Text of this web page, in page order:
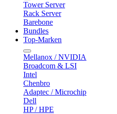
Tower Server
Rack Server
Barebone
Bundles
Top-Marken
Mellanox / NVIDIA
Broadcom & LSI
Intel
Chenbro
Adaptec / Microchip
Dell
HP / HPE